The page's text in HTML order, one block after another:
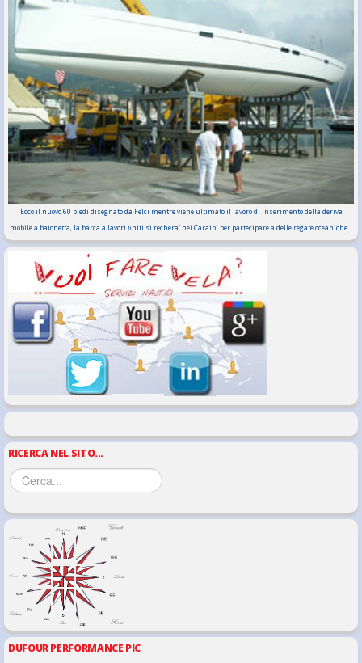
Ecco il nuovo 60 piedi disegnato da Felci mentre viene ultimato il lavoro di inserimento della deriva
mobile a baionetta, la barca a lavori finiti si rechera' nei Caraibi per partecipare a delle regate oceaniche...
RICERCA NEL SITO...
DUFOUR PERFORMANCE PIC